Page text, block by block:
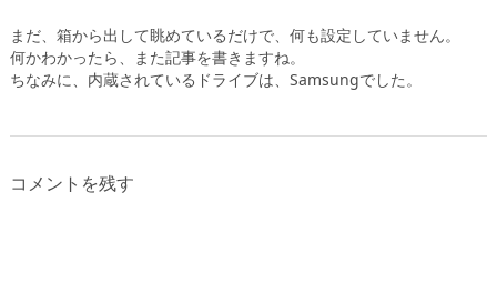
まだ、箱から出して眺めているだけで、何も設定していません。
何かわかったら、また記事を書きますね。
ちなみに、内蔵されているドライブは、Samsungでした。
コメントを残す